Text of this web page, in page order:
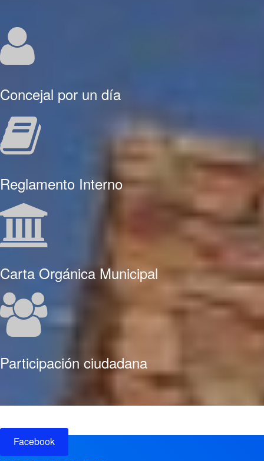
Concejal por un día
Reglamento Interno
Carta Orgánica Municipal
Participación ciudadana
Facebook